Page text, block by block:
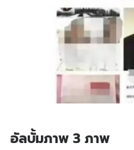
อัลบั้มภาพ 3 ภาพ